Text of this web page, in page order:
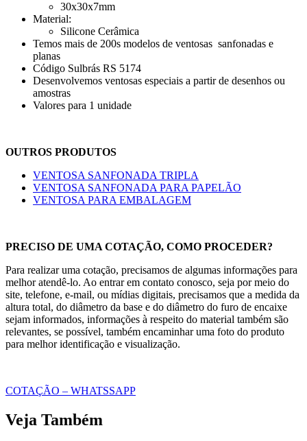
30x30x7mm
Material:
Silicone Cerâmica
Temos mais de 200s modelos de ventosas sanfonadas e
planas
Código Sulbrás RS 5174
Desenvolvemos ventosas especiais a partir de desenhos ou
amostras
Valores para 1 unidade
OUTROS PRODUTOS
VENTOSA SANFONADA TRIPLA
VENTOSA SANFONADA PARA PAPELÃO
VENTOSA PARA EMBALAGEM
PRECISO DE UMA COTAÇÃO, COMO PROCEDER?
Para realizar uma cotação, precisamos de algumas informações para
melhor atendê-lo. Ao entrar em contato conosco, seja por meio do
site, telefone, e-mail, ou mídias digitais, precisamos que a medida da
altura total, do diâmetro da base e do diâmetro do furo de encaixe
sejam informados, informações à respeito do material também são
relevantes, se possível, também encaminhar uma foto do produto
para melhor identificação e visualização.
COTAÇÃO – WHATSSAPP
Veja Também